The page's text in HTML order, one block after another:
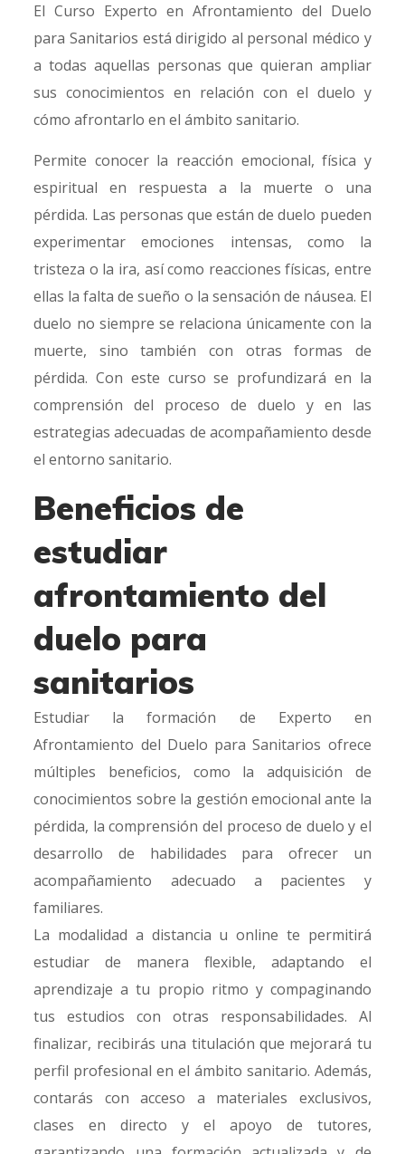
El Curso Experto en Afrontamiento del Duelo
para Sanitarios está dirigido al personal médico y
a todas aquellas personas que quieran ampliar
sus conocimientos en relación con el duelo y
cómo afrontarlo en el ámbito sanitario.
Permite conocer la reacción emocional, física y
espiritual en respuesta a la muerte o una
pérdida. Las personas que están de duelo pueden
experimentar emociones intensas, como la
tristeza o la ira, así como reacciones físicas, entre
ellas la falta de sueño o la sensación de náusea. El
duelo no siempre se relaciona únicamente con la
muerte, sino también con otras formas de
pérdida. Con este curso se profundizará en la
comprensión del proceso de duelo y en las
estrategias adecuadas de acompañamiento desde
el entorno sanitario.
Beneficios de
estudiar
afrontamiento del
duelo para
sanitarios
Estudiar la formación de Experto en
Afrontamiento del Duelo para Sanitarios ofrece
múltiples beneficios, como la adquisición de
conocimientos sobre la gestión emocional ante la
pérdida, la comprensión del proceso de duelo y el
desarrollo de habilidades para ofrecer un
acompañamiento adecuado a pacientes y
familiares.
La modalidad a distancia u online te permitirá
estudiar de manera flexible, adaptando el
aprendizaje a tu propio ritmo y compaginando
tus estudios con otras responsabilidades. Al
finalizar, recibirás una titulación que mejorará tu
perfil profesional en el ámbito sanitario. Además,
contarás con acceso a materiales exclusivos,
clases en directo y el apoyo de tutores,